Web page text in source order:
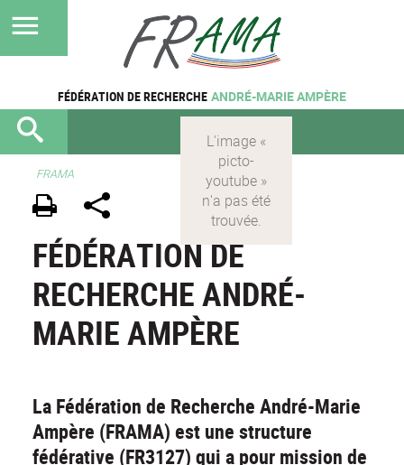
FÉDÉRATION DE RECHERCHE ANDRÉ-MARIE AMPÈRE
FRAMA
FÉDÉRATION DE
RECHERCHE ANDRÉ-
MARIE AMPÈRE
La Fédération de Recherche André-Marie
Ampère (FRAMA) est une structure
fédérative (FR3127) qui a pour mission de